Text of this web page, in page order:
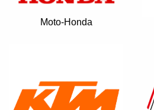
Moto-Honda